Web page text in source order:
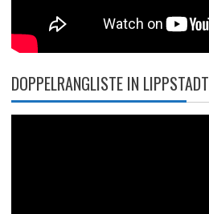
DOPPELRANGLISTE IN LIPPSTADT